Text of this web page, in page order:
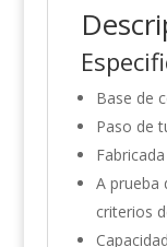
Base de
Paso de
A prueba
criterios